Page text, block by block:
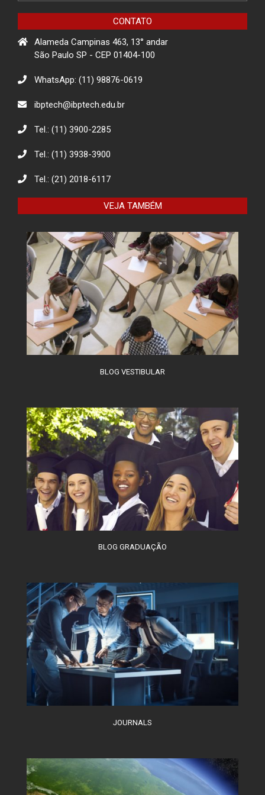
Matarazzo
Projeto de Conscientização sobre
golpes para idosos impacta a
Projeto Rua
Descarte Sustentável de Pilhas e
Eco Eletrônicos: Promovendo a
Responsável
O combate à desinformação na
sociedade da informação
CONTATO
Alameda Campinas 463, 13° andar
São Paulo SP - CEP 01404-100
WhatsApp: (11) 98876-0619
ibptech@ibptech.edu.br
Tel.: (11) 3900-2285
Tel.: (11) 3938-3900
Tel.: (21) 2018-6117
VEJA TAMBÉM
BLOG VESTIBULAR
BLOG GRADUAÇÃO
JOURNALS